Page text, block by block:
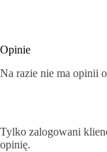
Opinie
Na razie nie ma opinii
Tylko zalogowani
opinię.